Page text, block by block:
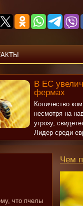
В ЕС
фермах
Количество
несмотря на
угрозу,
Лидер среди
что пчелы
Чем